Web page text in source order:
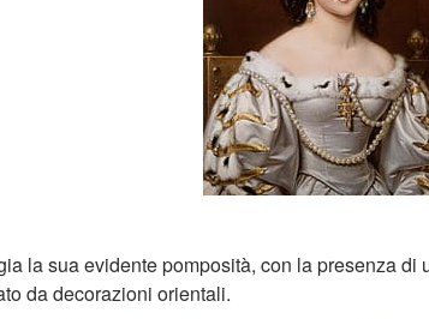
la sua evidente pomposità, con la presenza
da decorazioni orientali.